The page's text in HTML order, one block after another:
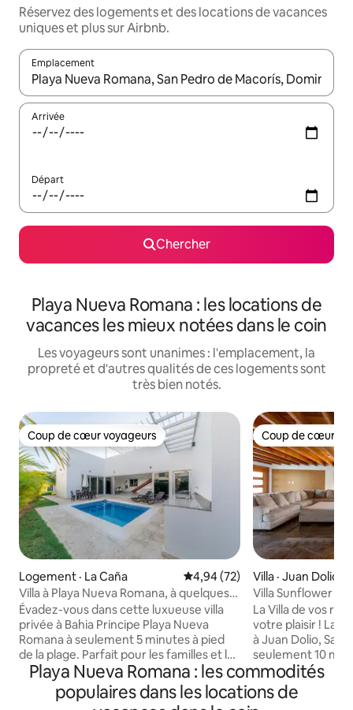
Réservez des logements et des locations de vacances
uniques et plus sur Airbnb.
Emplacement
Quand les résultats sont affichés, parcourez-les en utilisant
Arrivée
Départ
Chercher
Playa Nueva Romana : les locations de
vacances les mieux notées dans le coin
Les voyageurs sont unanimes : l'emplacement, la
propreté et d'autres qualités de ces logements sont
très bien notés.
Coup de cœur voyageurs
Coup de cœur voyageurs
Logement · La Caña Note moyenne de 4,94 sur 5,
4,94 (72)
Villa à Playa Nueva Romana, à quelques
pas de la plage.
Évadez-vous dans cette luxueuse villa
privée à Bahia Principe Playa Nueva
Romana à seulement 5 minutes à pied
de la plage. Parfait pour les familles et les
groupes, cette retraite élégante offre
confort, tranquillité et commodité. 🌊 Ce
que vous allez adorer : ✔ Piscine privée :
Coup de cœur
Coup de cœur
Villa · Juan Dolio
Villa Sunflower +
privée + jacuzzi
La Villa de vos
votre plaisir ! La Villa Sunflower est située
à Juan Dolio, San
seulement 10
minutes de
comprend un
aire de jeux, un
Playa Nueva Romana : les commodités
populaires dans les locations de